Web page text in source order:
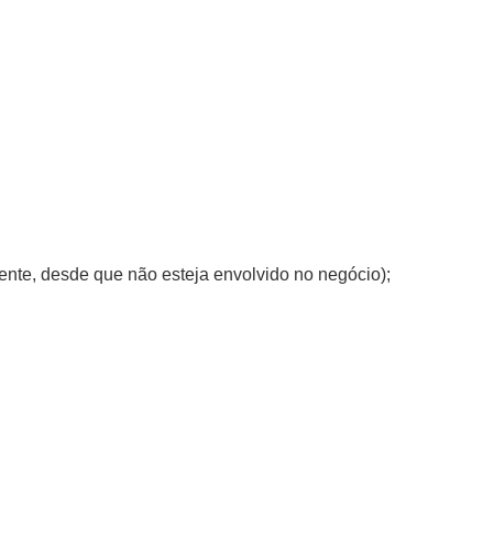
desde que não esteja envolvido no negócio);